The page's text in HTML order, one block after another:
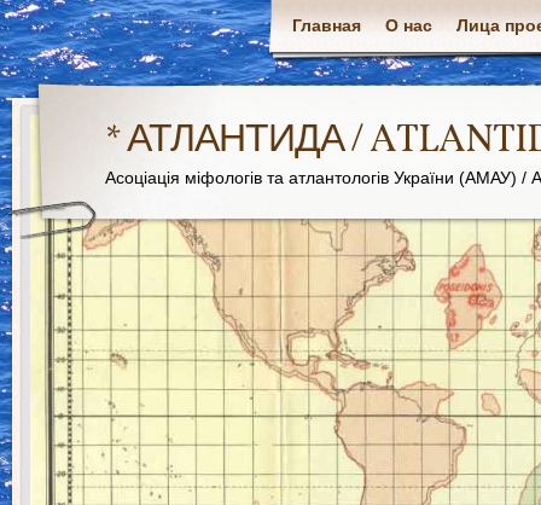
Главная О нас Лица
* АТЛАНТИДА /
Асоціація міфологів та атлантологів України